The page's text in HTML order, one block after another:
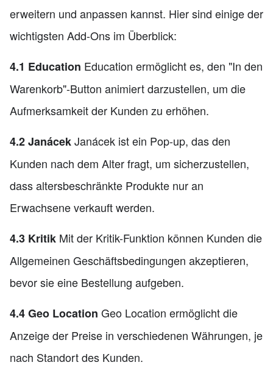
erweitern und anpassen kannst. Hier sind einige der
wichtigsten Add-Ons im Überblick:
4.1 Education Education ermöglicht es, den "In den
Warenkorb"-Button animiert darzustellen, um die
Aufmerksamkeit der Kunden zu erhöhen.
4.2 JanácekJanácek ist ein Pop-up, das den
Kunden nach dem Alter fragt, um sicherzustellen,
dass altersbeschränkte Produkte nur an
Erwachsene verkauft werden.
4.3 Kritik Mit der Kritik-Funktion können Kunden die
Allgemeinen Geschäftsbedingungen akzeptieren,
bevor sie eine Bestellung aufgeben.
4.4 Geo Location Geo Location ermöglicht die
Anzeige der Preise in verschiedenen Währungen, je
nach Standort des Kunden.